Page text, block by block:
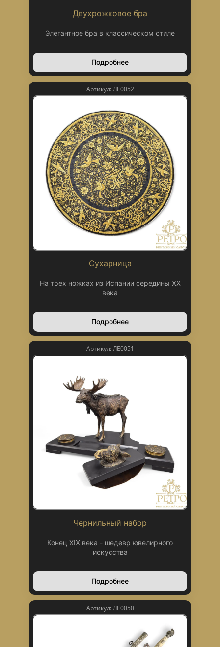
Двухрожковое бра
Элегантное бра в классическом стиле
Подробнее
Артикул: ЛЕ0052
Сухарница
На трех ножках из Испании середины XX
века
Подробнее
Артикул: ЛЕ0051
Чернильный набор
Конец XIX века - шедевр ювелирного
искусства
Подробнее
Артикул: ЛЕ0050